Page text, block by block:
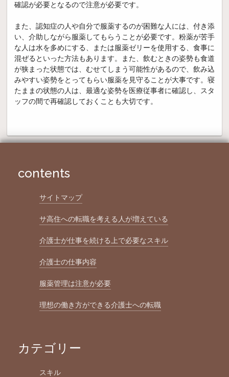
確認が必要となるので注意が必要です。
また、認知症の人や自分で服薬するのが困難な人には、付き添
い、介助しながら服薬してもらうことが必要です。粉薬が苦手
な人は水を多めにする、または服薬ゼリーを使用する、食事に
混ぜるといった方法もあります。また、飲むときの姿勢も食道
が狭まった状態では、むせてしまう可能性があるので、飲み込
みやすい姿勢をとってもらい服薬を見守ることが大事です。寝
たままの状態の人は、最適な姿勢を医療従事者に確認し、スタ
ッフの間で再確認しておくことも大切です。
contents
サイトマップ
サ高住への転職を考える人が増えている
介護士が仕事を続ける上で必要なスキル
介護士の仕事内容
服薬管理は注意が必要
理想の働き方ができる介護士への転職
カテゴリー
スキル